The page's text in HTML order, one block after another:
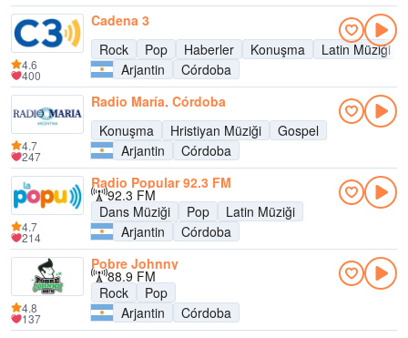
Cadena 3
Rock
Pop Haberler Konuşma Latin Müziği
Arjantin
Córdoba
4.6
400
Radio María, Córdoba
Konuşma
Hristiyan Müziği
Gospel
Arjantin
Córdoba
4.7
247
Radio Popular 92.3 FM
92.3 FM
Dans Müziği
Pop
Latin Müziği
Arjantin
Córdoba
4.7
214
Pobre Johnny
88.9 FM
Rock
Pop
Arjantin
Córdoba
4.8
137